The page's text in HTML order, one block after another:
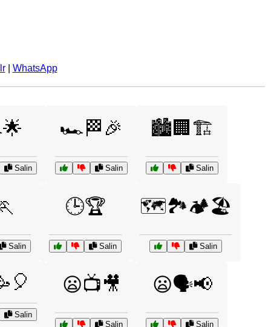
| WhatsApp
Salin
🏎️🏁🎉
Salin
🏙️🏢🏗️
Salin
Salin
🕒🏆
Salin
🗺️🏞️🏕️🏖️
Salin
Salin
😦📺🎥
Salin
😦🗣️📢
Salin